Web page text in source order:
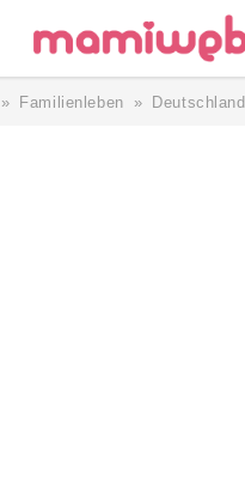
⎯ Wir lieben Familie ⎯
Familienleben Deutschland